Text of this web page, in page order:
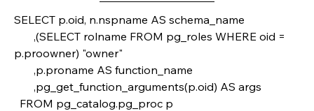
SELECT p.oid, n.nspname AS schema_name
p.proowner) "owner"
       ,p.proname AS function_name
       ,pg_get_function_arguments(p.oid) AS args
  FROM pg_catalog.pg_proc p